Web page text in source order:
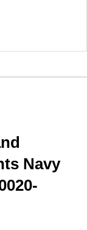
Navy